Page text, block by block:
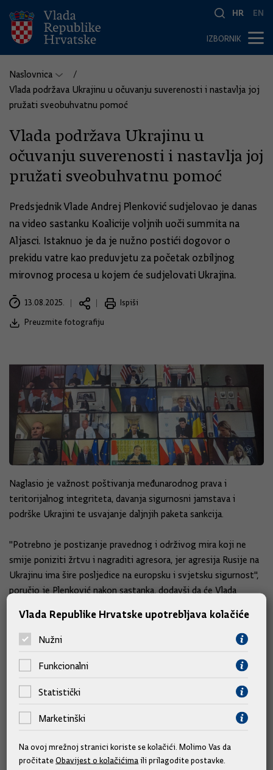
HR EN
IZBORNIK
Naslovnica
Vlada podržava Ukrajinu u očuvanju suverenosti i nastavlja joj
pružati sveobuhvatnu pomoć
Vlada podržava Ukrajinu u
očuvanju suverenosti i nastavlja joj
pružati sveobuhvatnu pomoć
Predsjednik Vlade Andrej Plenković sudjelovao je danas
na video sastanku Koalicije voljnih uoči summita na
Aljasci. Istaknuo je da je nužno postići dogovor o
prekidu vatre kao preduvjetu za početak ozbiljnog
mirovnog procesa u kojem će sudjelovati Ukrajina.
13.08.2025.
Ispiši
Preuzmite fotografiju
Naglasio je važnost poštivanja međunarodnog prava i
teritorijalnog integriteta, davanja sigurnosni jamstava i
podrške Ukrajini te usvajanje daljnjih paketa sankcija.
"Potrebno je postizanje pravednog i održivog mira koji ne
smije poniziti žrtvu i nagraditi agresora, jer agresija Rusije na
Ukrajinu ima šire posljedice na europsku i svjetsku sigurnost",
poručio je Plenković nakon sastanka, dodavši da će Vlada
joj sveobuhvatnu pomoć.
Slične vijesti
Vlada Republike Hrvatske upotrebljava kolačiće
Nužni
Funkcionalni
Statistički
Marketinški
Na ovoj mrežnoj stranici koriste se kolačići. Molimo Vas da
pročitateObavijest o kolačićimaili prilagodite postavke.